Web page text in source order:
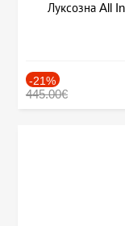
Луксозна All
-21%
445.00€